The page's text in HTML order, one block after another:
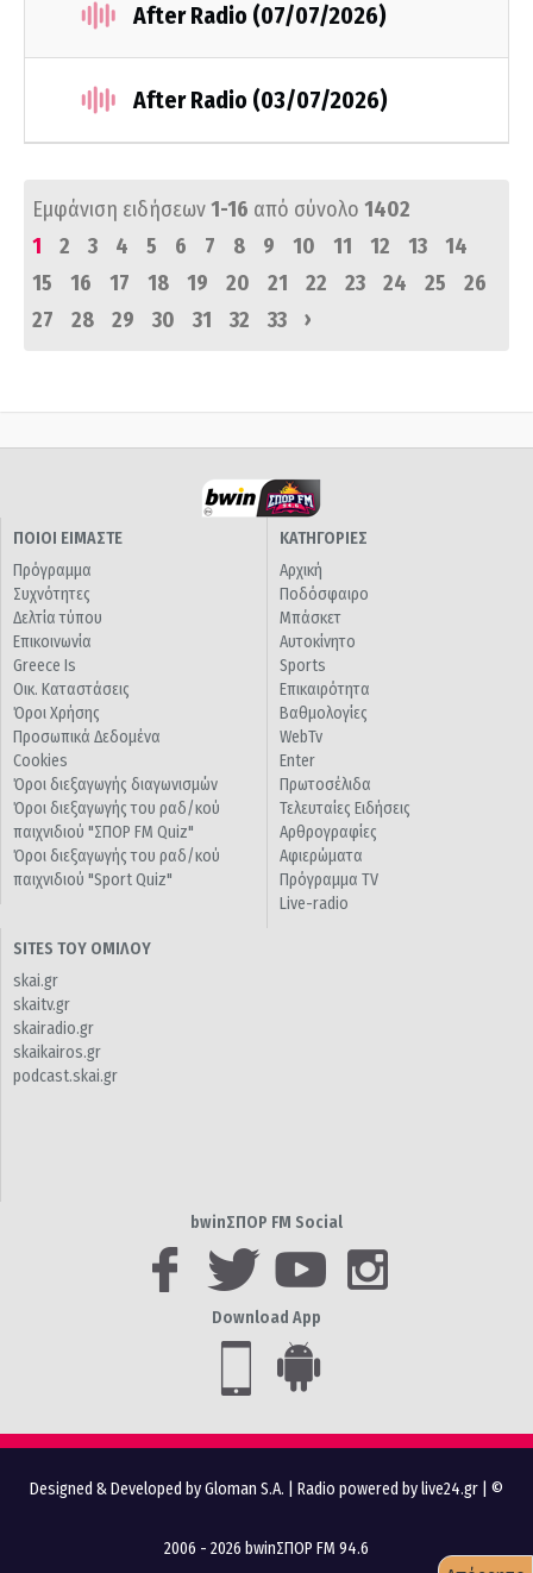
After Radio (07/07/2026)
After Radio (03/07/2026)
Εμφάνιση ειδήσεων1-16 από σύνολο 1402
1
2 3 4 5 6 7 8 9 10 11 12 13
14
15
16 17 18 19 20 21 22 23 24 25
26
27
28 29 30 31 32 33 ›
ΠΟΙΟΙ ΕΙΜΑΣΤΕ
Πρόγραμμα
Συχνότητες
Δελτία τύπου
Επικοινωνία
Greece Is
Οικ. Καταστάσεις
Όροι Χρήσης
Προσωπικά Δεδομένα
Cookies
Όροι διεξαγωγής διαγωνισμών
Όροι διεξαγωγής του ραδ/κού
παιχνιδιού "ΣΠΟΡ FM Quiz"
Όροι διεξαγωγής του ραδ/κού
παιχνιδιού "Sport Quiz"
ΚΑΤΗΓΟΡΙΕΣ
Αρχική
Ποδόσφαιρο
Μπάσκετ
Αυτοκίνητο
Sports
Επικαιρότητα
Βαθμολογίες
WebTv
Enter
Πρωτοσέλιδα
Τελευταίες Ειδήσεις
Αρθρογραφίες
Αφιερώματα
Πρόγραμμα TV
Live-radio
SITES ΤΟΥ ΟΜΙΛΟΥ
skai.gr
skaitv.gr
skairadio.gr
skaikairos.gr
podcast.skai.gr
bwinΣΠΟΡ FM Social
Download App
Designed & Developed by Gloman S.A. Radio powered by live24.gr | ©
2006 - 2026 bwinΣΠΟΡ FM 94.6